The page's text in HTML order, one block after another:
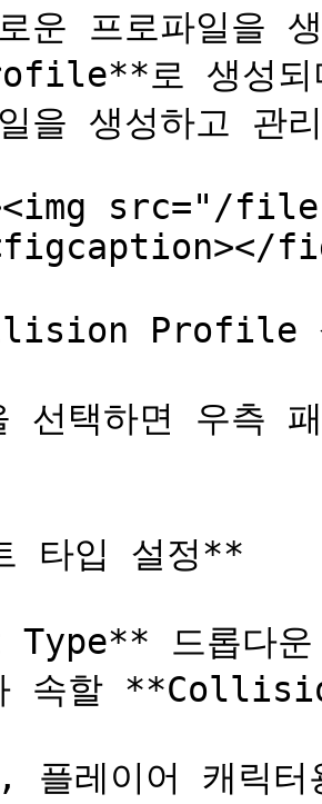
운 프로파일을
로 생성되
을 생성하고 관
src="/files/
Profile
선택하면 우측
타입 설정**
드롭다운
속할
플레이어 캐릭